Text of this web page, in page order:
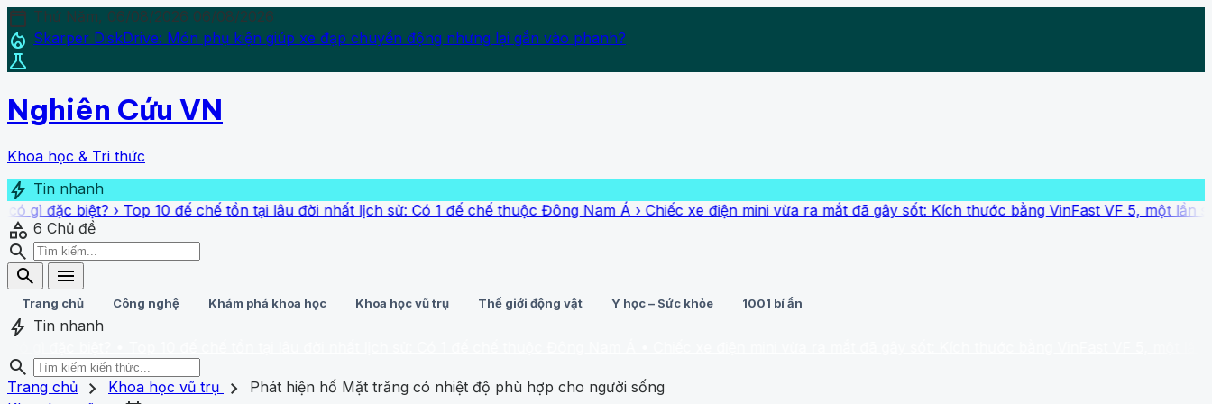
calendar_today Thứ Năm, 06/08/2026 06/08/2026
local_fire_department Skarper DiskDrive: Món phụ kiện giúp xe đạp chuyển động nhưng lại gắn vào phanh?
science
Nghiên Cứu VN
Khoa học & Tri thức
bolt Tin nhanh
biệt?› Top 10 đế chế tồn tại lâu đời nhất lịch sử: Có 1 đế chế thuộc Đông Nam Á›Chiếc xe điện mini vừa ra mắt đã gây sốt: Kích thước bằng VinFast VF 5, một lần sạc đi
category 6 Chủ đề
search
search
menu
Trang chủ Công nghệ Khám phá khoa học Khoa học vũ trụ Thế giới động vật Y học – Sức khỏe 1001 bí ẩn
bolt Tin nhanh
search
homeTrang chủ
search close
Trang chủ chevron_right Khoa học vũ trụ chevron_right
Phát hiện hố Mặt trăng có nhiệt độ phù hợp cho người sống